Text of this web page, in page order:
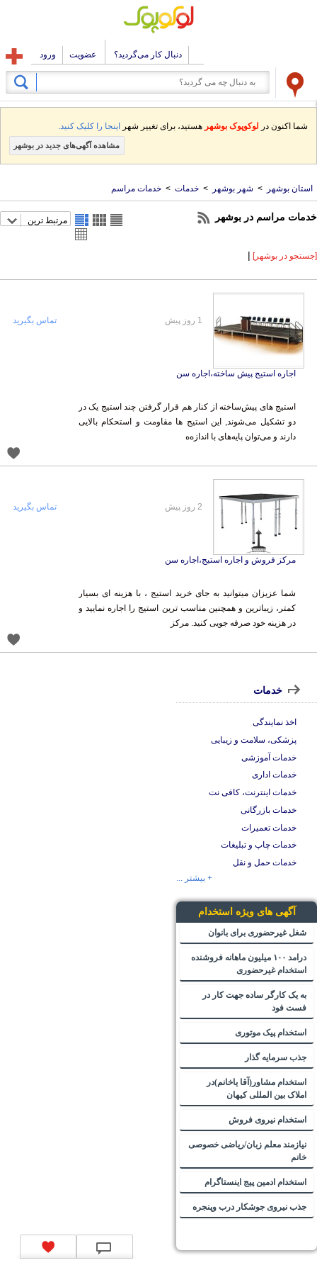
دنبال کار می‌گردید؟ عضویت ورود
شما اکنون در لوکوپوک بوشهر هستید، برای تغییر شهر اینجا را کلیک کنید.
مشاهده آگهی‌های جدید در بوشهر
استان بوشهر > شهر بوشهر > خدمات > خدمات مراسم
خدمات مراسم در بوشهر مرتبط ترین
[جستجو در بوشهر] |
اجاره استیج پیش ساخته،اجاره سن
استیج های پیش‌ساخته از کنار هم قرار گرفتن چند استیج یک در
دو تشکیل می‌شوند, این استیج ها مقاومت و استحکام بالایی
دارند و می‌توان پایه‌های با اندازه‌ه
1 روز پیش تماس بگیرید
مرکز فروش و اجاره استیج،اجاره سن
شما عزیزان میتوانید به جای خرید استیج ، با هزینه ای بسیار
کمتر، زیباترین و همچنین مناسب ترین استیج را اجاره نمایید و
در هزینه خود صرفه جویی کنید. مرکز
2 روز پیش تماس بگیرید
خدمات
اخذ نمایندگی
پزشکی، سلامت و زیبایی
خدمات آموزشی
خدمات اداری
خدمات اینترنت، کافی نت
خدمات بازرگانی
خدمات تعمیرات
خدمات چاپ و تبلیغات
خدمات حمل و نقل
+ بیشتر ...
آگهی های ویژه استخدام
شغل غیرحضوری برای بانوان
درامد ۱۰۰ میلیون ماهانه فروشنده
استخدام غیرحضوری
به یک کارگر ساده جهت کار در
فست فود
استخدام پیک موتوری
جذب سرمایه گذار
استخدام مشاور(آقا یاخانم)در
املاک بین المللی کیهان
استخدام نیروی فروش
نیازمند معلم زبان/ریاضی خصوصی
خانم
استخدام ادمین پیج اینستاگرام
جذب نیروی جوشکار درب وپنجره